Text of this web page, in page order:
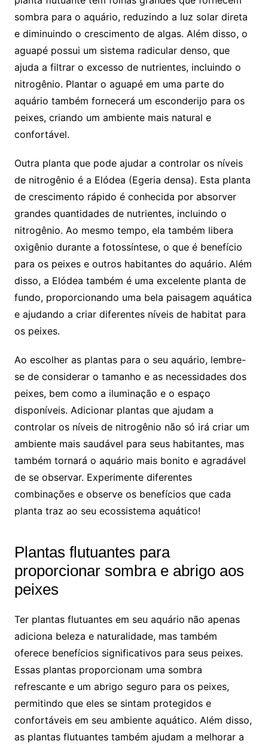
sombra para o aquário, reduzindo a‍ luz solar direta
‍e diminuindo o crescimento de algas. Além disso, o
aguapé possui um sistema radicular denso, que
ajuda a filtrar o excesso de nutrientes, ​incluindo o
nitrogênio. Plantar ‍o aguapé em‌ uma ‍parte do
aquário também fornecerá um esconderijo para os
peixes, ​criando um ambiente mais natural e
confortável.
Outra planta que pode ajudar a controlar os níveis
de nitrogênio é a ‍Elódea (Egeria densa). Esta planta
de crescimento ​rápido é conhecida por⁢ absorver
grandes quantidades‌ de nutrientes, incluindo o
nitrogênio. Ao mesmo ⁢tempo,⁤ ela também libera
oxigênio durante a fotossíntese, o que é benefício
para os peixes e outros habitantes do aquário. Além
disso, a Elódea também é uma​ excelente‍ planta de
fundo, proporcionando⁢ uma bela paisagem aquática
e ajudando a criar diferentes níveis ‌de habitat para‍
os ‌peixes.
Ao escolher ⁢as plantas para o seu aquário, lembre-
se de considerar‌ o ‍tamanho e as necessidades dos​
peixes, bem como a ⁣iluminação e o espaço
disponíveis. ⁣Adicionar plantas que⁤ ajudam a
controlar os níveis ‍de nitrogênio​ não só irá criar ⁣um⁢
ambiente ​mais saudável para ⁢seus habitantes, mas
também tornará ‍o aquário ⁣mais bonito e agradável
⁣de​ se observar. Experimente diferentes
combinações e observe os ⁤benefícios que⁣ cada
planta ⁢traz ⁢ao seu ecossistema⁢ aquático!
Plantas flutuantes para
proporcionar ‍sombra e abrigo‌ aos
peixes
Ter​ plantas‌ flutuantes em seu ⁢aquário não⁤ apenas
adiciona beleza e naturalidade, mas também
oferece benefícios significativos para⁤ seus peixes. ​
Essas plantas proporcionam uma sombra
refrescante e um‍ abrigo seguro para os peixes,
⁤permitindo que eles se sintam protegidos e⁤
confortáveis ‍em⁢ seu ‌ambiente ⁤aquático. Além disso,
as plantas flutuantes também ​ajudam a melhorar ​a